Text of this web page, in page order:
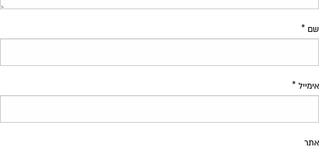
שם *
אימייל *
אתר